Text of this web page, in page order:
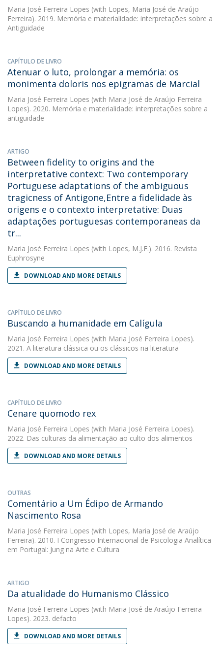
Maria José Ferreira Lopes (with Lopes, Maria José de Araújo
Ferreira). 2019. Memória e materialidade: interpretações sobre a
Antiguidade
CAPÍTULO DE LIVRO
Atenuar o luto, prolongar a memória: os
monimenta doloris nos epigramas de Marcial
Maria José Ferreira Lopes (with Maria José de Araújo Ferreira
Lopes). 2020. Memória e materialidade: interpretações sobre a
antiguidade
ARTIGO
Between fidelity to origins and the
interpretative context: Two contemporary
Portuguese adaptations of the ambiguous
tragicness of Antigone,Entre a fidelidade às
origens e o contexto interpretative: Duas
adaptações portuguesas contemporaneas da
tr...
Maria José Ferreira Lopes (with Lopes, M.J.F.). 2016. Revista
Euphrosyne
DOWNLOAD AND MORE DETAILS
CAPÍTULO DE LIVRO
Buscando a humanidade em Calígula
Maria José Ferreira Lopes (with Maria José Ferreira Lopes).
2021. A literatura clássica ou os clássicos na literatura
DOWNLOAD AND MORE DETAILS
CAPÍTULO DE LIVRO
Cenare quomodo rex
Maria José Ferreira Lopes (with Maria José Ferreira Lopes).
2022. Das culturas da alimentação ao culto dos alimentos
DOWNLOAD AND MORE DETAILS
OUTRAS
Comentário a Um Édipo de Armando
Nascimento Rosa
Maria José Ferreira Lopes (with Lopes, Maria José de Araújo
Ferreira). 2010. I Congresso Internacional de Psicologia Analítica
em Portugal: Jung na Arte e Cultura
ARTIGO
Da atualidade do Humanismo Clássico
Maria José Ferreira Lopes (with Maria José de Araújo Ferreira
Lopes). 2023. defacto
DOWNLOAD AND MORE DETAILS